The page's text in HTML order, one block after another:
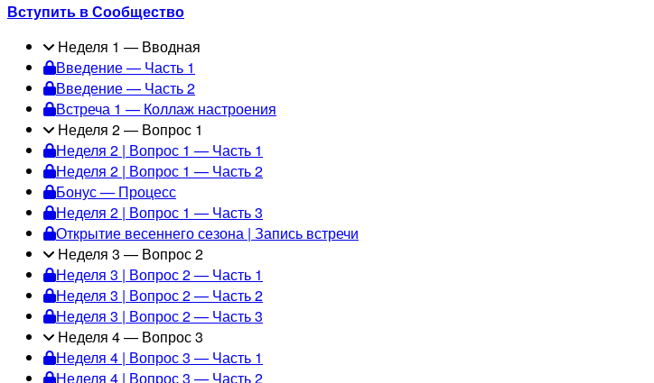
Вступить в Сообщество
Неделя 1 — Вводная
Введение — Часть 1
Введение — Часть 2
Встреча 1 — Коллаж настроения
Неделя 2 — Вопрос 1
Неделя 2 | Вопрос 1 — Часть 1
Неделя 2 | Вопрос 1 — Часть 2
Бонус — Процесс
Неделя 2 | Вопрос 1 — Часть 3
Открытие весеннего сезона | Запись встречи
Неделя 3 — Вопрос 2
Неделя 3 | Вопрос 2 — Часть 1
Неделя 3 | Вопрос 2 — Часть 2
Неделя 3 | Вопрос 2 — Часть 3
Неделя 4 — Вопрос 3
Неделя 4 | Вопрос 3 — Часть 1
Неделя 4 | Вопрос 3 — Часть 2